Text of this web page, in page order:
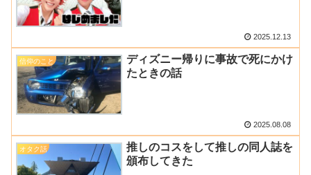
2025.12.13
信仰のこと
ディズニー帰りに事故で死にかけ
たときの話
2025.08.08
オタク話
推しのコスをして推しの同人誌を
頒布してきた